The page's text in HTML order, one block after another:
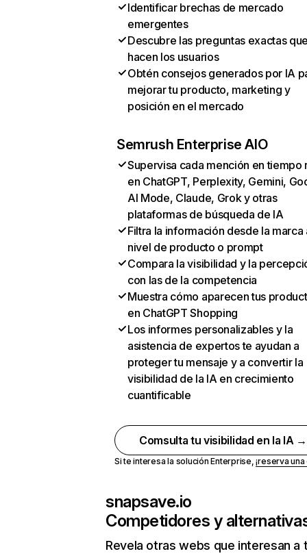
Identificar brechas de mercado
emergentes
Descubre las preguntas exactas
hacen los usuarios
Obtén consejos generados por IA
mejorar tu producto, marketing y
posición en el mercado
Semrush Enterprise AIO
Supervisa cada mención en tiempo
en ChatGPT, Perplexity, Gemini,
AI Mode, Claude, Grok y otras
plataformas de búsqueda de IA
Filtra la información desde la marca
nivel de producto o prompt
Compara la visibilidad y la
con las de la competencia
Muestra cómo aparecen tus
en ChatGPT Shopping
Los informes personalizables y la
asistencia de expertos te ayudan a
proteger tu mensaje y a convertir la
visibilidad de la IA en crecimiento
cuantificable
Comsulta tu visibilidad en la IA →
Si te interesa la solución Enterprise,¡reserva
snapsave.io
Competidores y
Revela otras webs que interesan a